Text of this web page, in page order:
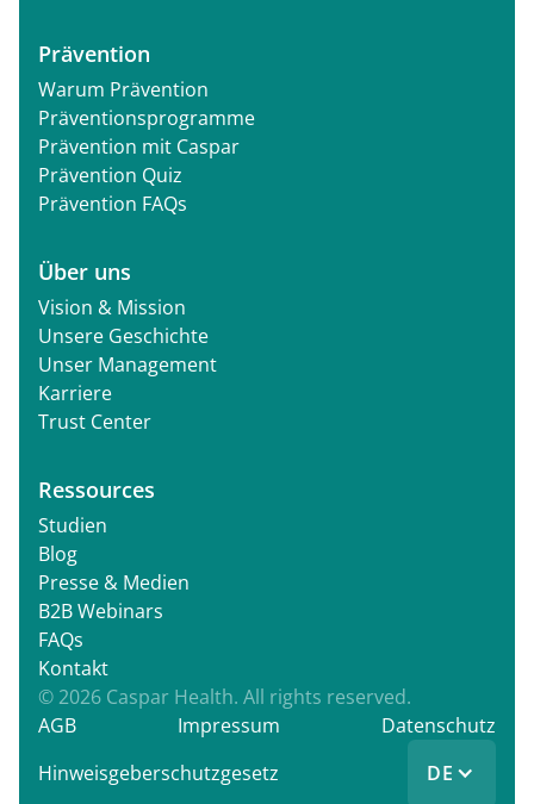
Prävention
Warum Prävention
Präventionsprogramme
Prävention mit Caspar
Prävention Quiz
Prävention FAQs
Über uns
Vision & Mission
Unsere Geschichte
Unser Management
Karriere
Trust Center
Ressources
Studien
Blog
Presse & Medien
B2B Webinars
FAQs
Kontakt
© 2026 Caspar Health. All rights reserved.
AGB
Impressum
Datenschutz
Hinweisgeberschutzgesetz
DE